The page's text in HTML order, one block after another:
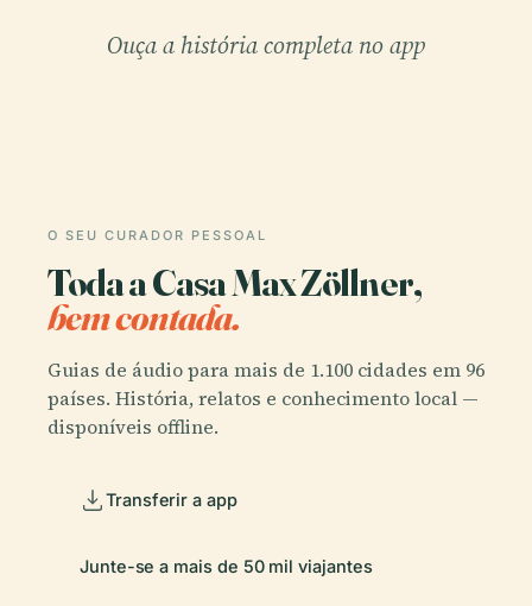
Ouça a história completa no app
O SEU CURADOR PESSOAL
Toda a Casa Max Zöllner,
bem contada.
Guias de áudio para mais de 1.100 cidades em 96
países. História, relatos e conhecimento local —
disponíveis offline.
Transferir a app
Junte-se a mais de 50 mil viajantes